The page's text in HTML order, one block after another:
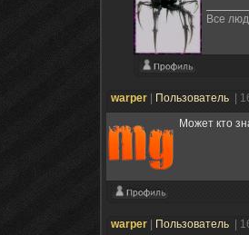
Все
warper Пользователь
|
Может кто
warper Пользователь
|